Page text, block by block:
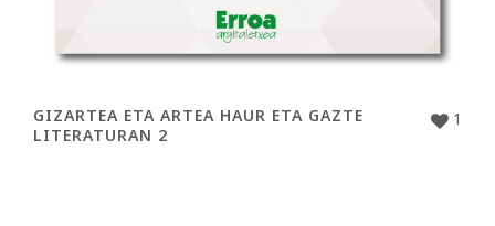
1
GIZARTEA ETA ARTEA HAUR ETA GAZTE
LITERATURAN 2